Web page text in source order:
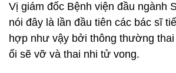
Vị giám đốc Bệnh viện đầu ngành
nói đây là lần đầu tiên các bác sĩ
hợp như vậy bởi thông thường
ối sẽ vỡ và thai nhi tử vong.